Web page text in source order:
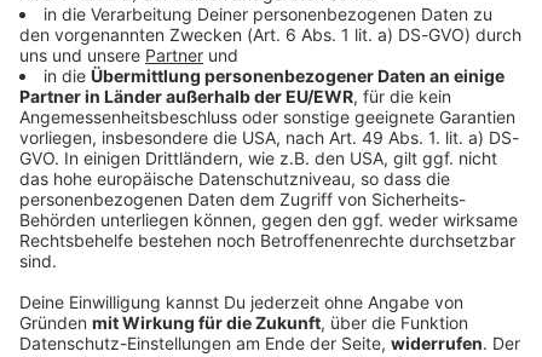
Schleuser bringen Asiatinnen zur Prostitution
nach Bayern
Mit 90 Einsatzkräften durchsucht die Polizei mehrere
Wohnungen in München. Es geht um Menschenhandel